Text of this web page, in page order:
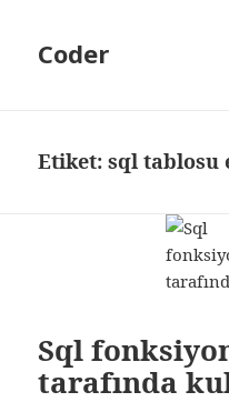
Coder
Etiket:sql tablosu
Sql
tarafında